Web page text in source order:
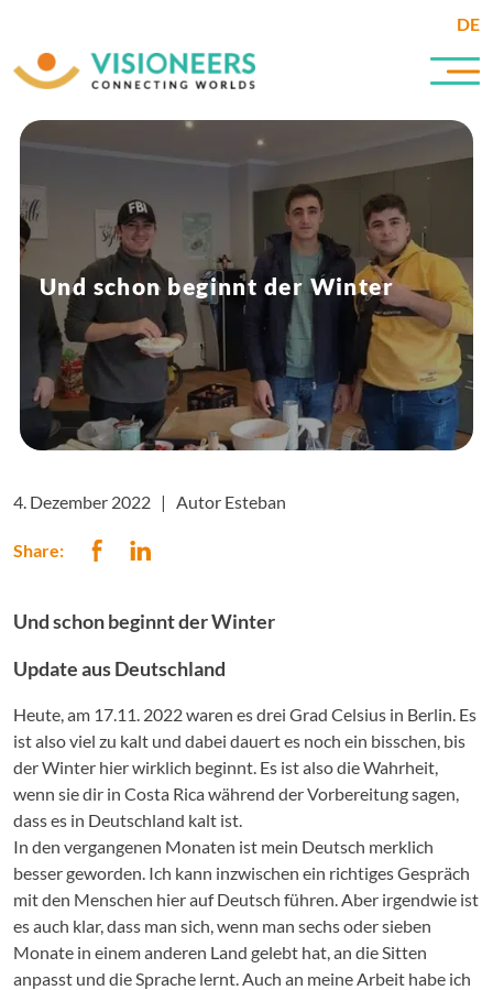
DE
Und schon beginnt der Winter
4. Dezember 2022 | Autor Esteban
Share:
Und schon beginnt der Winter
Update aus Deutschland
Heute, am 17.11. 2022 waren es drei Grad Celsius in Berlin. Es
ist also viel zu kalt und dabei dauert es noch ein bisschen, bis
der Winter hier wirklich beginnt. Es ist also die Wahrheit,
wenn sie dir in Costa Rica während der Vorbereitung sagen,
dass es in Deutschland kalt ist.
In den vergangenen Monaten ist mein Deutsch merklich
besser geworden. Ich kann inzwischen ein richtiges Gespräch
mit den Menschen hier auf Deutsch führen. Aber irgendwie ist
es auch klar, dass man sich, wenn man sechs oder sieben
Monate in einem anderen Land gelebt hat, an die Sitten
anpasst und die Sprache lernt. Auch an meine Arbeit habe ich